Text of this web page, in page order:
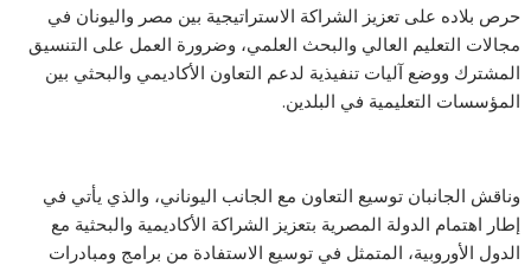
حرص بلاده على تعزيز الشراكة الاستراتيجية بين مصر واليونان في
مجالات التعليم العالي والبحث العلمي، وضرورة العمل على التنسيق
المشترك ووضع آليات تنفيذية لدعم التعاون الأكاديمي والبحثي بين
المؤسسات التعليمية في البلدين.
وناقش الجانبان توسيع التعاون مع الجانب اليوناني، والذي يأتي في
إطار اهتمام الدولة المصرية بتعزيز الشراكة الأكاديمية والبحثية مع
الدول الأوروبية، المتمثل في توسيع الاستفادة من برامج ومبادرات